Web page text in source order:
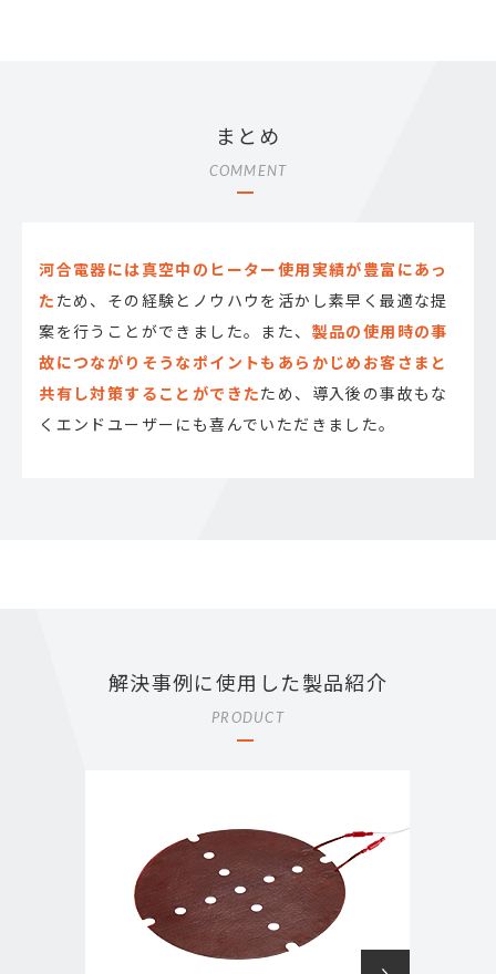
まとめ
COMMENT
河合電器には真空中のヒーター使用実績が豊富にあっ
た ため、その経験とノウハウを活かし素早く最適な提
案を行うことができました。また、 製品の使用時の事
故につながりそうなポイントもあらかじめお客さまと
共有し対策することができたため、導入後の事故もな
くエンドユーザーにも喜んでいただきました。
解決事例に使用した製品紹介
PRODUCT